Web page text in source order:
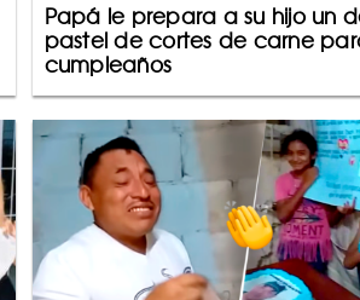
Papá le prepara a su hijo un
pastel de cortes de carne
cumpleaños